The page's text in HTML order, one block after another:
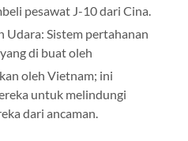
pesawat J-10 dari Cina.
Udara: Sistem pertahanan
di buat oleh
oleh Vietnam; ini
untuk melindungi
dari ancaman.